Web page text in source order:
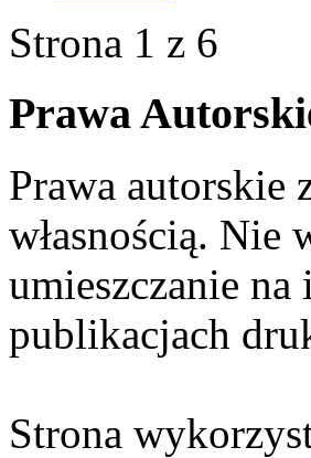
Strona 1 z 6
Prawa
Prawa autorskie
własnością. Nie
umieszczanie
publikacjach
Strona